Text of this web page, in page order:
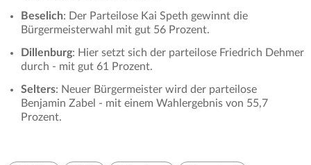
Beselich: Der Parteilose Kai Speth gewinnt die
Bürgermeisterwahl mit gut 56 Prozent.
Dillenburg: Hier setzt sich der parteilose Friedrich Dehmer
durch - mit gut 61 Prozent.
Selters: Neuer Bürgermeister wird der parteilose
Benjamin Zabel - mit einem Wahlergebnis von 55,7
Prozent.